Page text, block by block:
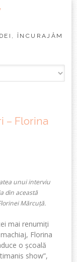
ÎNCURAJĂM
– Florina
unui interviu
din această
Mărcuță.
mai renumiți
Florina
o școală
show”,